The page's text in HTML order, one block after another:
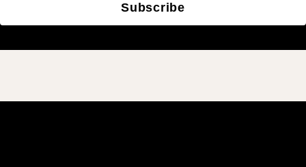
Subscribe